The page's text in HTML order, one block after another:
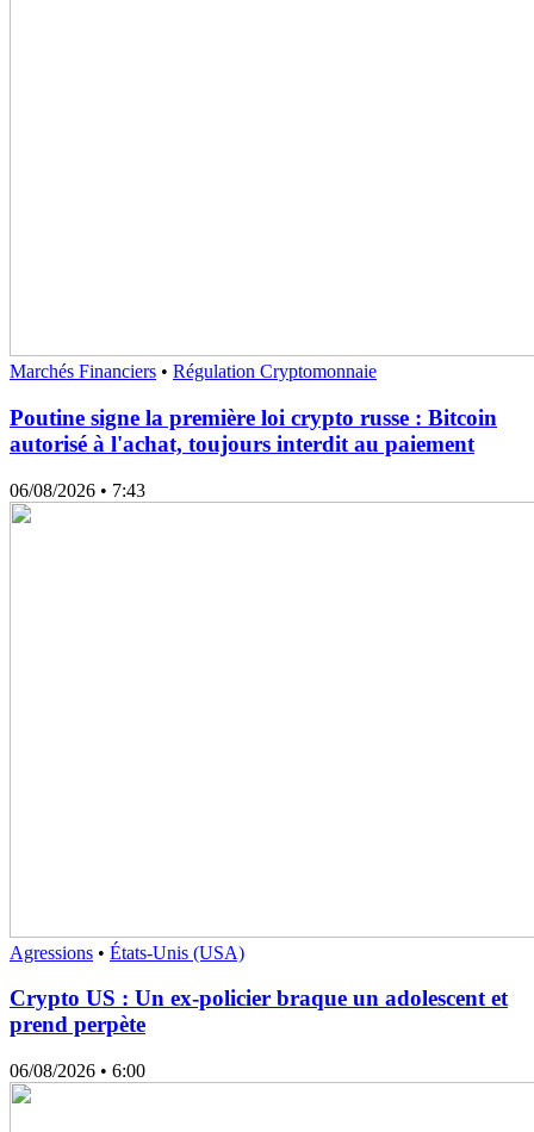
Marchés Financiers • Régulation Cryptomonnaie
Poutine signe la première loi crypto russe : Bitcoin
autorisé à l'achat, toujours interdit au paiement
06/08/2026 • 7:43
Agressions • États-Unis (USA)
Crypto US : Un ex-policier braque un adolescent et
prend perpète
06/08/2026 • 6:00